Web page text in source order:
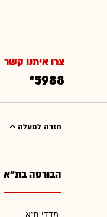
צרו איתנו קשר
*5988
חזרה למעלה
הבורסה בת"א